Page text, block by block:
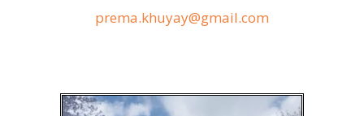
prema.khuyay@gmail.com